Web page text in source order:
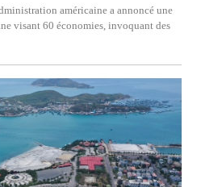
américaine a annoncé une
visant 60 économies, invoquant des